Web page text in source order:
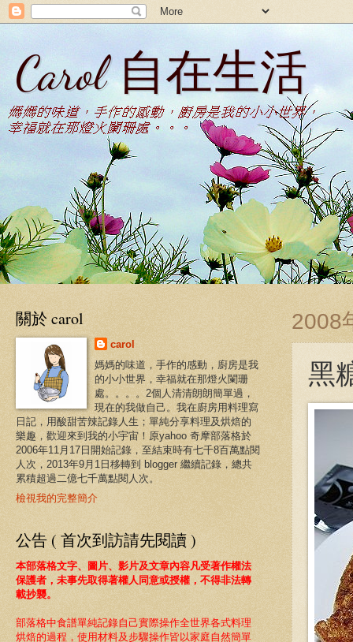
Carol 自在生活
2008
黑
關於 carol
carol
媽媽的味道，手作的感動，廚房是我
的小小世界，幸福就在那燈火闌珊
處。。。。2個人清清朗朗簡單過，
現在的我做自己。我在廚房用料理寫
日記，用酸甜苦辣記錄人生；單純分享料理及烘焙的
樂趣，歡迎來到我的小宇宙！原yahoo 奇摩部落格於
2006年11月17日開始記錄，至結束時有七千8百萬點閱
人次，2013年9月1日移轉到 blogger 繼續記錄，總共
累積超過二億七千萬點閱人次。
檢視我的完整簡介
公告 ( 首次到訪請先閱讀 )
本部落格文字、圖片、影片及文章內容凡受著作權法
保護者，未事先取得著權人同意或授權，不得非法轉
載抄襲。
部落格中食譜單純記錄自己實際操作全世界各式料理
烘焙的過程， 使用材料及步驟操作皆以家庭自然簡單